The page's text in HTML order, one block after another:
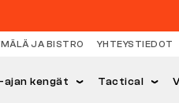
JA BISTRO YHTEYSTIEDOT
ajan kengät Tactical